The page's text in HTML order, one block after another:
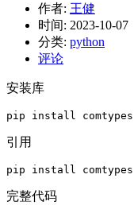
作者: 王健
时间: 2023-10-07
分类: python
评论
安装库
pip install comtypes
引用
pip install comtypes
完整代码